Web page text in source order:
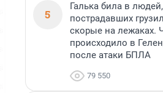
5
Галька била в людей,
пострадавших
скорые на лежаках.
происходило в
после атаки БПЛА
79 550